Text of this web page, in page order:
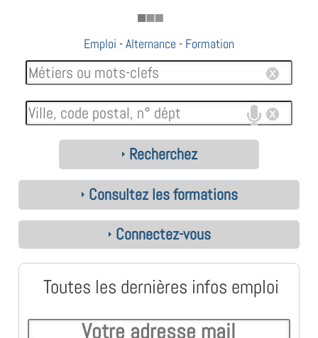
183
Emploi -Alternance - Formation
Recherchez
Consultez les formations
Connectez-vous
Toutes les dernières infos emploi